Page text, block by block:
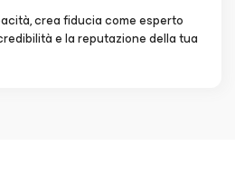
crea fiducia come esperto
e la reputazione della tua